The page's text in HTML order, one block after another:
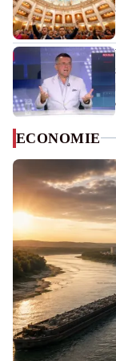
ECONOMIE